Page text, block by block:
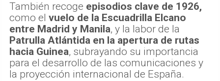
También recoge episodios clave de 1926,
como el vuelo de la Escuadrilla Elcano
entre Madrid y Manila, y la labor de la
Patrulla Atlántida en la apertura de rutas
hacia Guinea, subrayando su importancia
para el desarrollo de las comunicaciones y
la proyección internacional de España.